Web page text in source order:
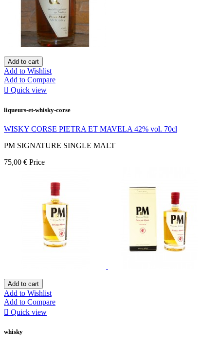
Add to cart
Add to Wishlist
Add to Compare
 Quick view
liqueurs-et-whisky-corse
WISKY CORSE PIETRA ET MAVELA 42% vol. 70cl
PM SIGNATURE SINGLE MALT
75,00 € Price
Add to cart
Add to Wishlist
Add to Compare
 Quick view
whisky